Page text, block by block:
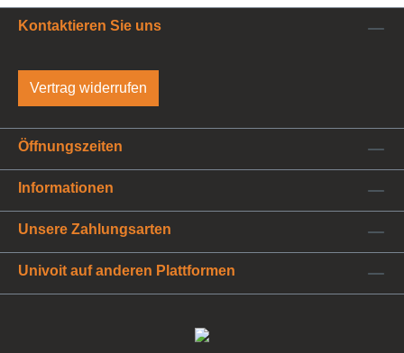
Kontaktieren Sie uns
Vertrag widerrufen
Öffnungszeiten
Informationen
Unsere Zahlungsarten
Univoit auf anderen Plattformen